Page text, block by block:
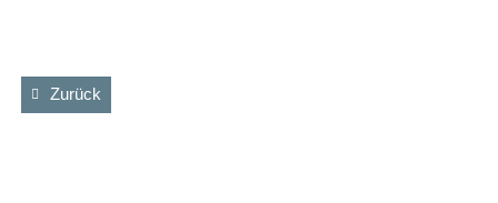
Zurück